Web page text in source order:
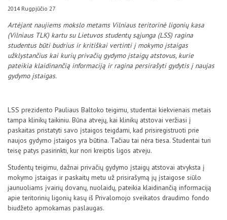
D.U.K
Kontaktai
Privatumo politika
2014 Rugpjūčio 27
Artėjant naujiems mokslo metams Vilniaus teritorinė ligonių kasa
(Vilniaus TLK) kartu su Lietuvos studentų sąjunga (LSS) ragina
studentus būti budrius ir kritiškai vertinti į mokymo įstaigas
užklystančius kai kurių privačių gydymo įstaigų atstovus, kurie
pateikia klaidinančią informaciją ir ragina persirašyti gydytis į naujas
gydymo įstaigas.
LSS prezidento Pauliaus Baltoko teigimu, studentai kiekvienais metais
tampa klinikų taikiniu. Būna atvejų, kai klinikų atstovai veržiasi į
paskaitas pristatyti savo įstaigos teigdami, kad prisiregistruoti prie
naujos gydymo įstaigos yra būtina. Tačiau tai nėra tiesa. Studentai turi
teisę patys pasirinkti, kur nori kreiptis ligos atveju.
Studentų teigimu, dažnai privačių gydymo įstaigų atstovai atvyksta į
mokymo įstaigas ir paskaitų metu už prisirašymą jų įstaigose siūlo
jaunuoliams įvairių dovanų, nuolaidų, pateikia klaidinančią informaciją
apie teritorinių ligonių kasų iš Privalomojo sveikatos draudimo fondo
biudžeto apmokamas paslaugas.